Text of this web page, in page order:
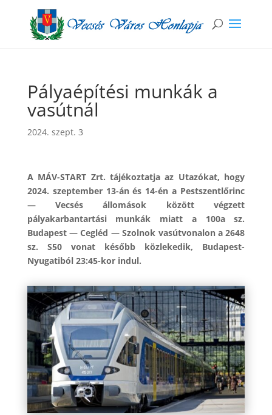
Pályaépítési munkák a
vasútnál
2024. szept. 3
A MÁV-START Zrt. tájékoztatja az Utazókat, hogy
2024. szeptember 13-án és 14-én a Pestszentlőrinc
— Vecsés állomások között végzett
pályakarbantartási munkák miatt a 100a sz.
Budapest — Cegléd — Szolnok vasútvonalon a 2648
sz. S50 vonat később közlekedik, Budapest-
Nyugatiból 23:45-kor indul.